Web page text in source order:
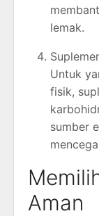
lemak.
Untuk
fisik,
sumber
Aman